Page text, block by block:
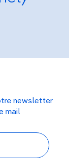
newsletter
mail